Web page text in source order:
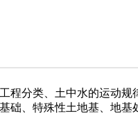
程分类、土中水的运动
础、特殊性土地基、地